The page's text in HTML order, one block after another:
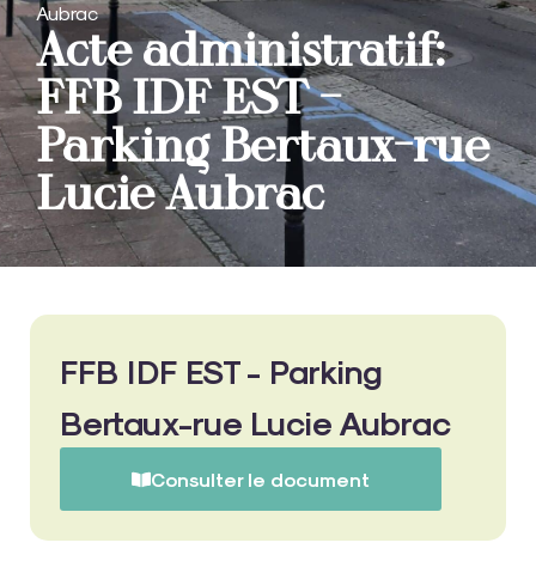
Aubrac
Acte administratif:
FFB IDF EST –
Parking Bertaux-rue
Lucie Aubrac
FFB IDF EST - Parking
Bertaux-rue Lucie Aubrac
Consulter le document